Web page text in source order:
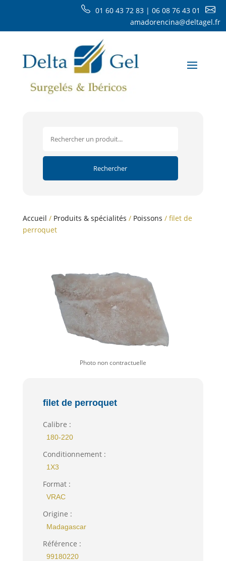
01 60 43 72 83 | 06 08 76 43 01
amadorencina@deltagel.fr
Accueil / Produits & spécialités / Poissons / filet de
perroquet
filet de perroquet
Calibre :
180-220
Conditionnement :
1X3
Format :
VRAC
Origine :
Madagascar
Référence :
99180220